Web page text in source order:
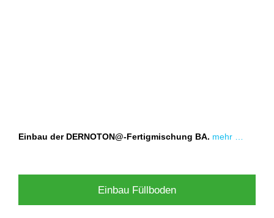
Einbau der DERNOTON@-Fertigmischung BA. mehr …
Einbau Füllboden